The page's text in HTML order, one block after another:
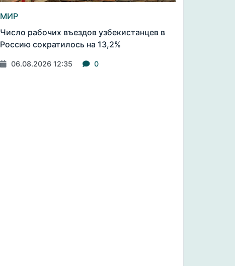
МИР
Число рабочих въездов узбекистанцев в
Россию сократилось на 13,2%
06.08.2026 12:35 0